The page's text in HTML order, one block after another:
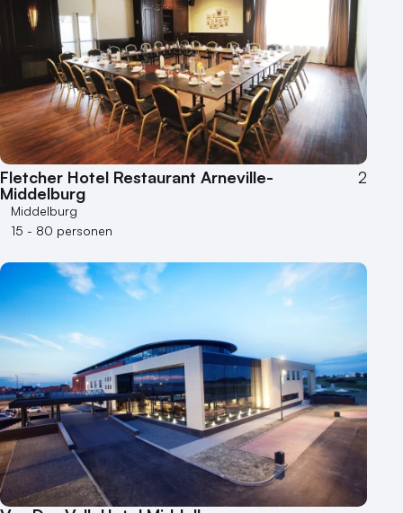
Museum
Theater
Varende locatie
Fletcher Hotel Restaurant Arneville-
Middelburg
2
Middelburg
15 - 80 personen